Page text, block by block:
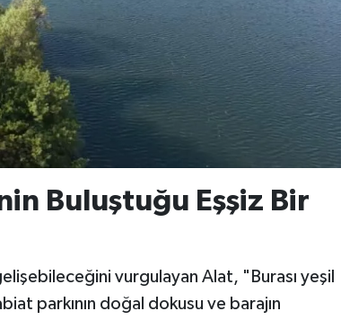
Buluştuğu Eşşiz Bir
vurgulayan Alat, "Burası yeşil
parkının doğal dokusu ve barajın